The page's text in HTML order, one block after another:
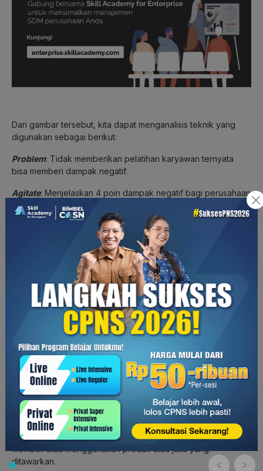
Dari gambar tersebut, kita dapat menganalisis teknik yang
digunakan sebagai berikut:
Problem: Tidak memberikan pelatihan karyawan ternyata
bisa memberi dampak negatif.
Agitate: Menjelaskan 4 poin dampak negatif bagi perusahaan
akibat tidak melakukan pelatihan karyawan.
: Bergabung dengan Skill Academy for Enterprise
untuk kemudahan meningkatkan SDM perusahaan.
3. FAB (Feature, Advantage, Benefit)
Dengan formula ini, kamu bisa membuatcopydengan
menonjolkan keunggulan dari produk, seperti fitur atau nilai
yang nggak dimiliki produk lain. Selain itu, kamu juga bisa
menjelaskan manfaat ataubenefityang diperoleh konsumen
dengan membeli produk tersebut.
Feature: Tonjolkan fitur utama dari produk atau jasa yang
ditawarkan.
Advantage: Jelaskan keunggulan atau kelebihan fitur
tersebut untuk konsumen.
Benefit
: Manfaat apa yang akan diperoleh konsumen jika
membeli atau menggunakan produk atau jasa yang
ditawarkan.